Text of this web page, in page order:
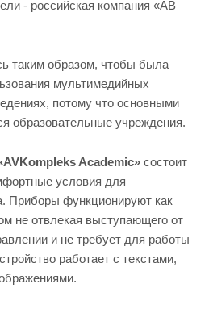
- российская компания «АВ
таким образом, чтобы была
мультимедийных
потому что основными
образовательные учреждения.
Academic» состоит
условия для
Приборы функционируют как
не отвлекая выступающего от
и не требует для работы
работает с текстами,